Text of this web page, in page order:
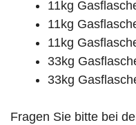
11kg
11kg
11kg
33kg
33kg
Fragen Sie bitte bei